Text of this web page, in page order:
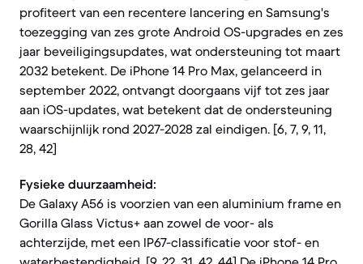
profiteert van een recentere lancering en Samsung's
toezegging van zes grote Android OS-upgrades en zes
jaar beveiligingsupdates, wat ondersteuning tot maart
2032 betekent. De iPhone 14 Pro Max, gelanceerd in
september 2022, ontvangt doorgaans vijf tot zes jaar
aan iOS-updates, wat betekent dat de ondersteuning
waarschijnlijk rond 2027-2028 zal eindigen. [6, 7, 9, 11,
28, 42]
Fysieke duurzaamheid:
De Galaxy A56 is voorzien van een aluminium frame en
Gorilla Glass Victus+ aan zowel de voor- als
achterzijde, met een IP67-classificatie voor stof- en